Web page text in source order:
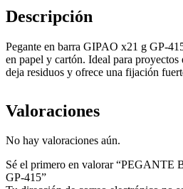
Descripción
Pegante en barra GIPAO x21 g GP-
en papel y cartón. Ideal para
deja residuos y ofrece una fijación
Valoraciones
No hay valoraciones aún.
Sé el primero en valorar
GP-415”